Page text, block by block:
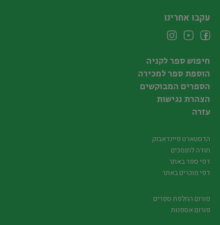
עקבו אחרינו
חיפוש ספר לקניה
הוספת ספר למכירה
הספרים המבוקשים
הצהרת נגישות
עזרה
הדסטארט פיינדאבוק
תודה לתומכים
דפי ספר באתר
דפי מוכרים באתר
פורום החלפת ספרים
פורום אספנות